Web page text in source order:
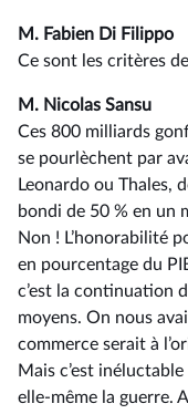
M. Fabien Di Filippo
Ce sont les critères
M. Nicolas Sansu
Ces 800 milliards
se pourlèchent par
Leonardo ou Thales,
bondi de 50 % en un
Non ! L’honorabilité
en pourcentage du
c’est la continuation
moyens. On nous
commerce serait à
Mais c’est
elle-même la guerre.